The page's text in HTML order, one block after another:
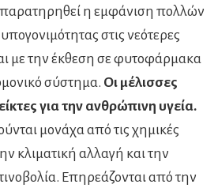
η εμφάνιση πολλών
στις νεότερες
με την έκθεση σε φυτοφάρμακα
σύστημα. Οι μέλισσες
για την ανθρώπινη υγεία.
μονάχα από τις χημικές
κλιματική αλλαγή και την
Επηρεάζονται από την